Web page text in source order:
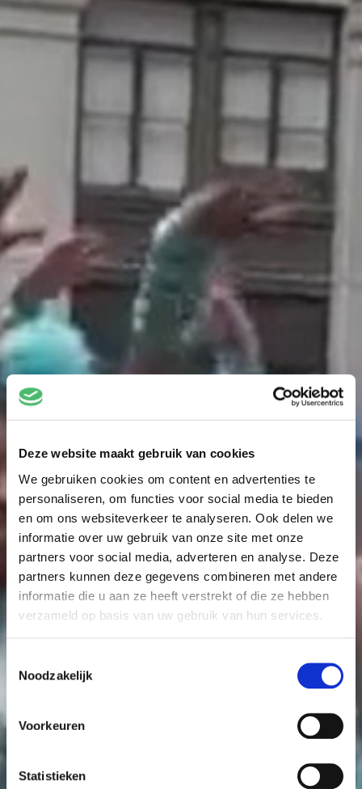
Deze website maakt gebruik van cookies
We gebruiken cookies om content en advertenties te
personaliseren, om functies voor social media te bieden
en om ons websiteverkeer te analyseren. Ook delen we
informatie over uw gebruik van onze site met onze
partners voor social media, adverteren en analyse. Deze
partners kunnen deze gegevens combineren met andere
informatie die u aan ze heeft verstrekt of die ze hebben
verzameld op basis van uw gebruik van hun services.
Noodzakelijk
Voorkeuren
Statistieken